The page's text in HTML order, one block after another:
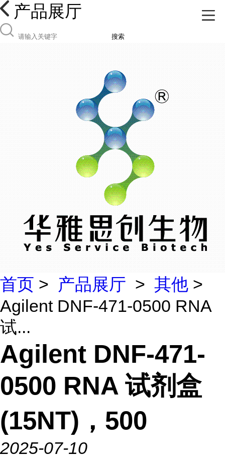
产品展厅
搜索
首页 > 产品展厅 > 其他 >
Agilent DNF-471-0500 RNA
试...
Agilent DNF-471-
0500 RNA 试剂盒
(15NT)，500
2025-07-10